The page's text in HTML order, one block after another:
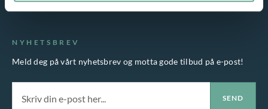
NYHETSBREV
Meld deg på vårt nyhetsbrev og motta gode tilbud på e-post!